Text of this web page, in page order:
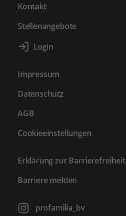
Kontakt
Stellenangebote
Impressum
Datenschutz
AGB
Cookieeinstellungen
Erklärung zur Barrierefreiheit
Barriere melden
profamilia_bv